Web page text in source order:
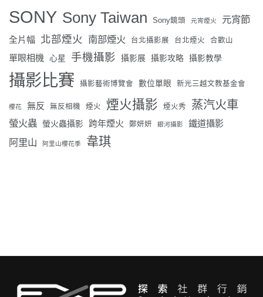
SONY Sony Taiwan Sony鏡頭 元宵煙火 元宵節
全片幅 北部煙火 南部煙火 台北攝影展 台北煙火 合歡山
單眼相機 心星 手機攝影 攝影展 攝影攻略 攝影教學
攝影比賽 攝影藝術博覽會 數位單眼 新光三越文教基金會
櫻花 無反 無反相機 煙火 煙火攝影 煙火秀 蒸汽火車
螢火蟲 螢火蟲攝影 跨年煙火 鄭妍妍 銀河攝影 鐵道攝影
阿里山 阿里山櫻花季 韋琪